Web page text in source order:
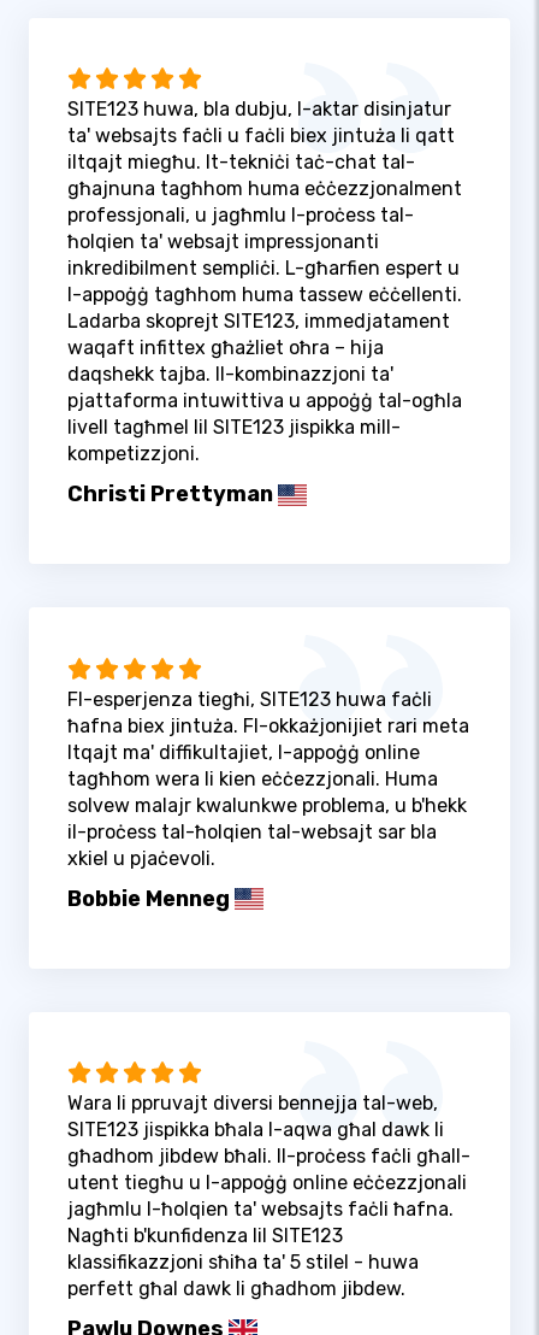
SITE123 huwa, bla dubju, l-aktar disinjatur
ta' websajts faċli u faċli biex jintuża li qatt
iltqajt miegħu. It-tekniċi taċ-chat tal-
għajnuna tagħhom huma eċċezzjonalment
professjonali, u jagħmlu l-proċess tal-
ħolqien ta' websajt impressjonanti
inkredibilment sempliċi. L-għarfien espert u
l-appoġġ tagħhom huma tassew eċċellenti.
Ladarba skoprejt SITE123, immedjatament
waqaft infittex għażliet oħra – hija
daqshekk tajba. Il-kombinazzjoni ta'
pjattaforma intuwittiva u appoġġ tal-ogħla
livell tagħmel lil SITE123 jispikka mill-
kompetizzjoni.
Christi Prettyman
Fl-esperjenza tiegħi, SITE123 huwa faċli
ħafna biex jintuża. Fl-okkażjonijiet rari meta
ltqajt ma' diffikultajiet, l-appoġġ online
tagħhom wera li kien eċċezzjonali. Huma
solvew malajr kwalunkwe problema, u b'hekk
il-proċess tal-ħolqien tal-websajt sar bla
xkiel u pjaċevoli.
Bobbie Menneg
Wara li ppruvajt diversi bennejja tal-web,
SITE123 jispikka bħala l-aqwa għal dawk li
għadhom jibdew bħali. Il-proċess faċli għall-
utent tiegħu u l-appoġġ online eċċezzjonali
jagħmlu l-ħolqien ta' websajts faċli ħafna.
Nagħti b'kunfidenza lil SITE123
klassifikazzjoni sħiħa ta' 5 stilel - huwa
perfett għal dawk li għadhom jibdew.
Pawlu Downes